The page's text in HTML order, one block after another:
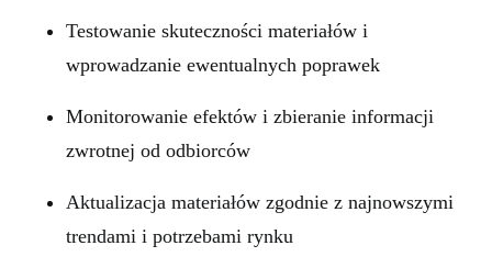
Testowanie skuteczności materiałów i
wprowadzanie ewentualnych poprawek
Monitorowanie efektów i zbieranie informacji
zwrotnej od odbiorców
Aktualizacja materiałów zgodnie z najnowszymi
trendami i potrzebami rynku